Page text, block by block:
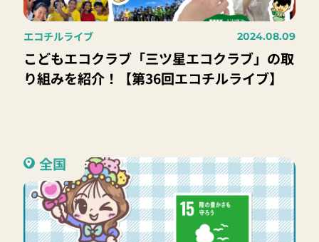
エコチルライブ 2024.08.09
こどもエコクラブ「三ツ星エコクラブ」の取
り組みを紹介！【第36回エコチルライブ】
全国